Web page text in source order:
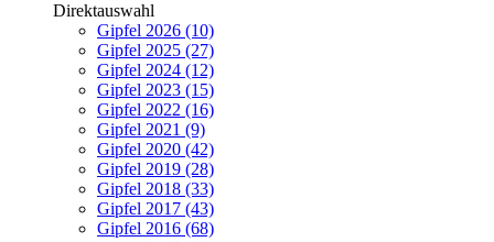
Direktauswahl
Gipfel 2026 (10)
Gipfel 2025 (27)
Gipfel 2024 (12)
Gipfel 2023 (15)
Gipfel 2022 (16)
Gipfel 2021 (9)
Gipfel 2020 (42)
Gipfel 2019 (28)
Gipfel 2018 (33)
Gipfel 2017 (43)
Gipfel 2016 (68)